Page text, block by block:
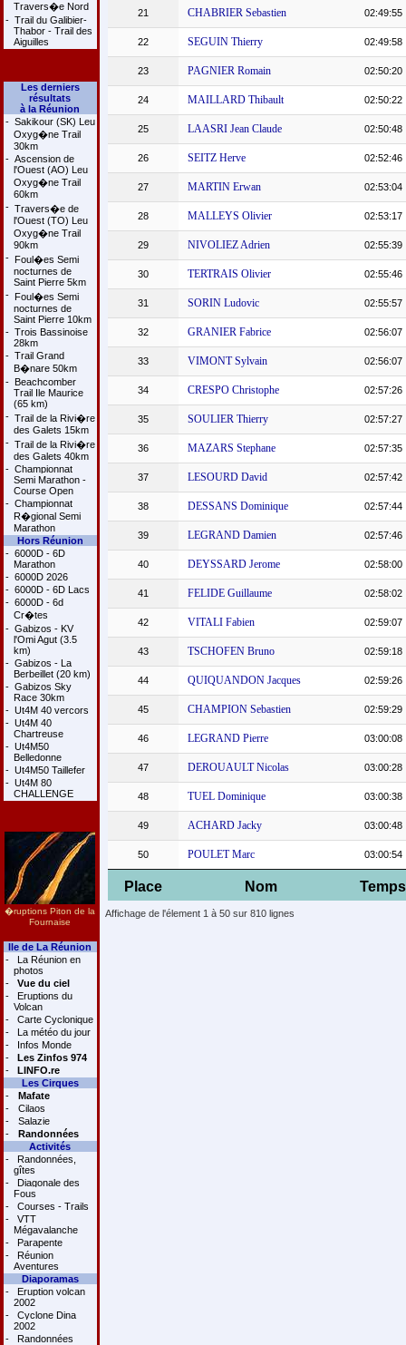
Travers�e Nord
- Trail du Galibier-
Thabor - Trail des
Aiguilles
Les derniers
résultats
à la Réunion
- Sakikour (SK) Leu
Oxyg�ne Trail
30km
- Ascension de
l'Ouest (AO) Leu
Oxyg�ne Trail
60km
- Travers�e de
l'Ouest (TO) Leu
Oxyg�ne Trail
90km
- Foul�es Semi
nocturnes de
Saint Pierre 5km
- Foul�es Semi
nocturnes de
Saint Pierre 10km
- Trois Bassinoise
28km
- Trail Grand
B�nare 50km
- Beachcomber
Trail Ile Maurice
(65 km)
- Trail de la Rivi�re
des Galets 15km
- Trail de la Rivi�re
des Galets 40km
- Championnat
Semi Marathon -
Course Open
- Championnat
R�gional Semi
Marathon
Hors Réunion
- 6000D - 6D
Marathon
- 6000D 2026
- 6000D - 6D Lacs
- 6000D - 6d
Cr�tes
- Gabizos - KV
l'Omi Agut (3.5
km)
- Gabizos - La
Berbeillet (20 km)
- Gabizos Sky
Race 30km
- Ut4M 40 vercors
- Ut4M 40
Chartreuse
- Ut4M50
Belledonne
- Ut4M50 Taillefer
- Ut4M 80
CHALLENGE
�ruptions Piton de la
Fournaise
Ile de La Réunion
-
La Réunion en
photos
-
Vue du ciel
-
Eruptions du
Volcan
-
Carte Cyclonique
-
La météo du jour
-
Infos Monde
-
Les Zinfos 974
-
LINFO.re
Les Cirques
-
Mafate
-
Cilaos
-
Salazie
-
Randonnées
Activités
-
Randonnées,
gîtes
-
Diagonale des
Fous
-
Courses - Trails
-
VTT
Mégavalanche
-
Parapente
-
Réunion
Aventures
Diaporamas
-
Eruption volcan
2002
-
Cyclone Dina
2002
-
Randonnées
Place Nom Temps
21 CHABRIER Sebastien 02:49:55
22 SEGUIN Thierry 02:49:58
23 PAGNIER Romain 02:50:20
24 MAILLARD Thibault 02:50:22
25 LAASRI Jean Claude 02:50:48
26 SEITZ Herve 02:52:46
27 MARTIN Erwan 02:53:04
28 MALLEYS Olivier 02:53:17
29 NIVOLIEZ Adrien 02:55:39
30 TERTRAIS Olivier 02:55:46
31 SORIN Ludovic 02:55:57
32 GRANIER Fabrice 02:56:07
33 VIMONT Sylvain 02:56:07
34 CRESPO Christophe 02:57:26
35 SOULIER Thierry 02:57:27
36 MAZARS Stephane 02:57:35
37 LESOURD David 02:57:42
38 DESSANS Dominique 02:57:44
39 LEGRAND Damien 02:57:46
40 DEYSSARD Jerome 02:58:00
41 FELIDE Guillaume 02:58:02
42 VITALI Fabien 02:59:07
43 TSCHOFEN Bruno 02:59:18
44 QUIQUANDON Jacques 02:59:26
45 CHAMPION Sebastien 02:59:29
46 LEGRAND Pierre 03:00:08
47 DEROUAULT Nicolas 03:00:28
48 TUEL Dominique 03:00:38
49 ACHARD Jacky 03:00:48
50 POULET Marc 03:00:54
Affichage de l'élement 1 à 50 sur 810 lignes